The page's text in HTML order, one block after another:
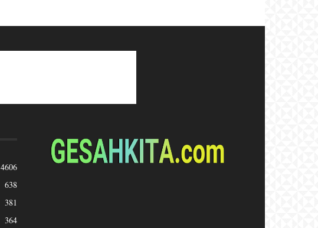
4606
638
381
364